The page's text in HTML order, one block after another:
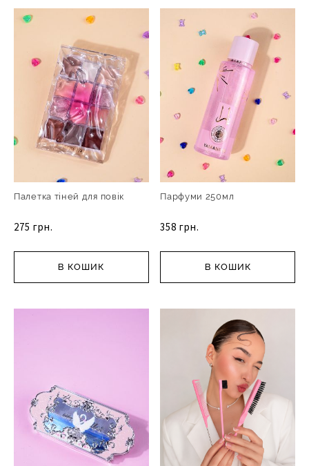
Палетка тіней для повік
275 грн.
В КОШИК
Парфуми 250мл
358 грн.
В КОШИК